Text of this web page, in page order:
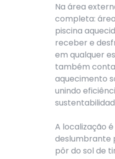
Na área
completa:
piscina
receber e
em qualquer
também
aquecimento
unindo
A localização
deslumbrante
pôr do sol de